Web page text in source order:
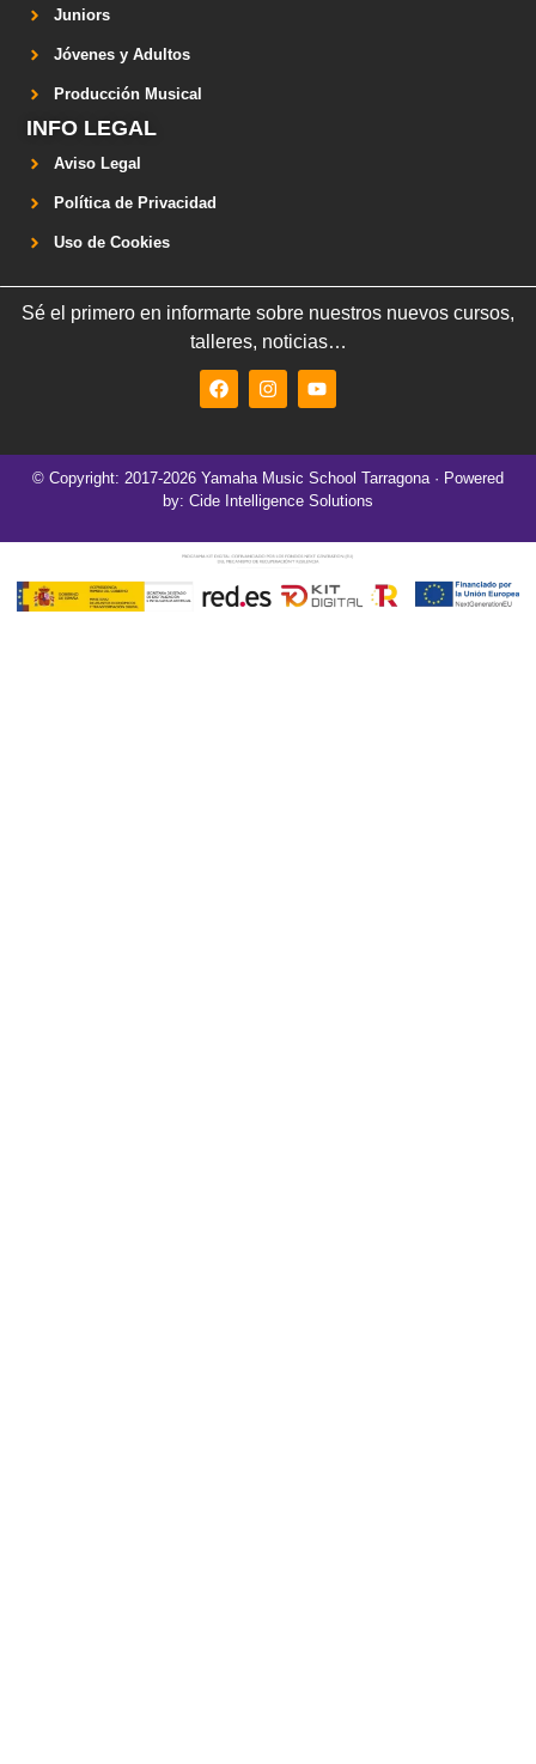
Juniors
Jóvenes y Adultos
Producción Musical
INFO LEGAL
Aviso Legal
Política de Privacidad
Uso de Cookies
Sé el primero en informarte sobre nuestros nuevos cursos,
talleres, noticias…
© Copyright: 2017-2026 Yamaha Music School Tarragona · Powered
by: Cide Intelligence Solutions